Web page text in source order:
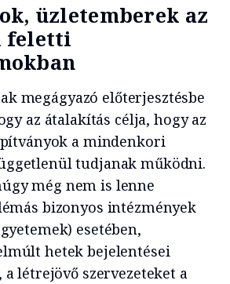
üzletemberek az
feletti
megágyazó előterjesztésbe
az átalakítás célja, hogy az
a mindenkori
tudjanak működni.
még nem is lenne
bizonyos intézmények
esetében,
hetek bejelentései
létrejövő szervezeteket a